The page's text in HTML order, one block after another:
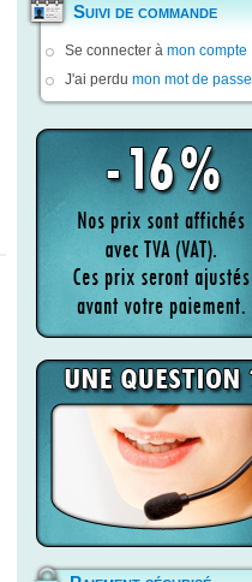
Suivi de commande
Se connecter à mon compte
J'ai perdu mon mot de passe